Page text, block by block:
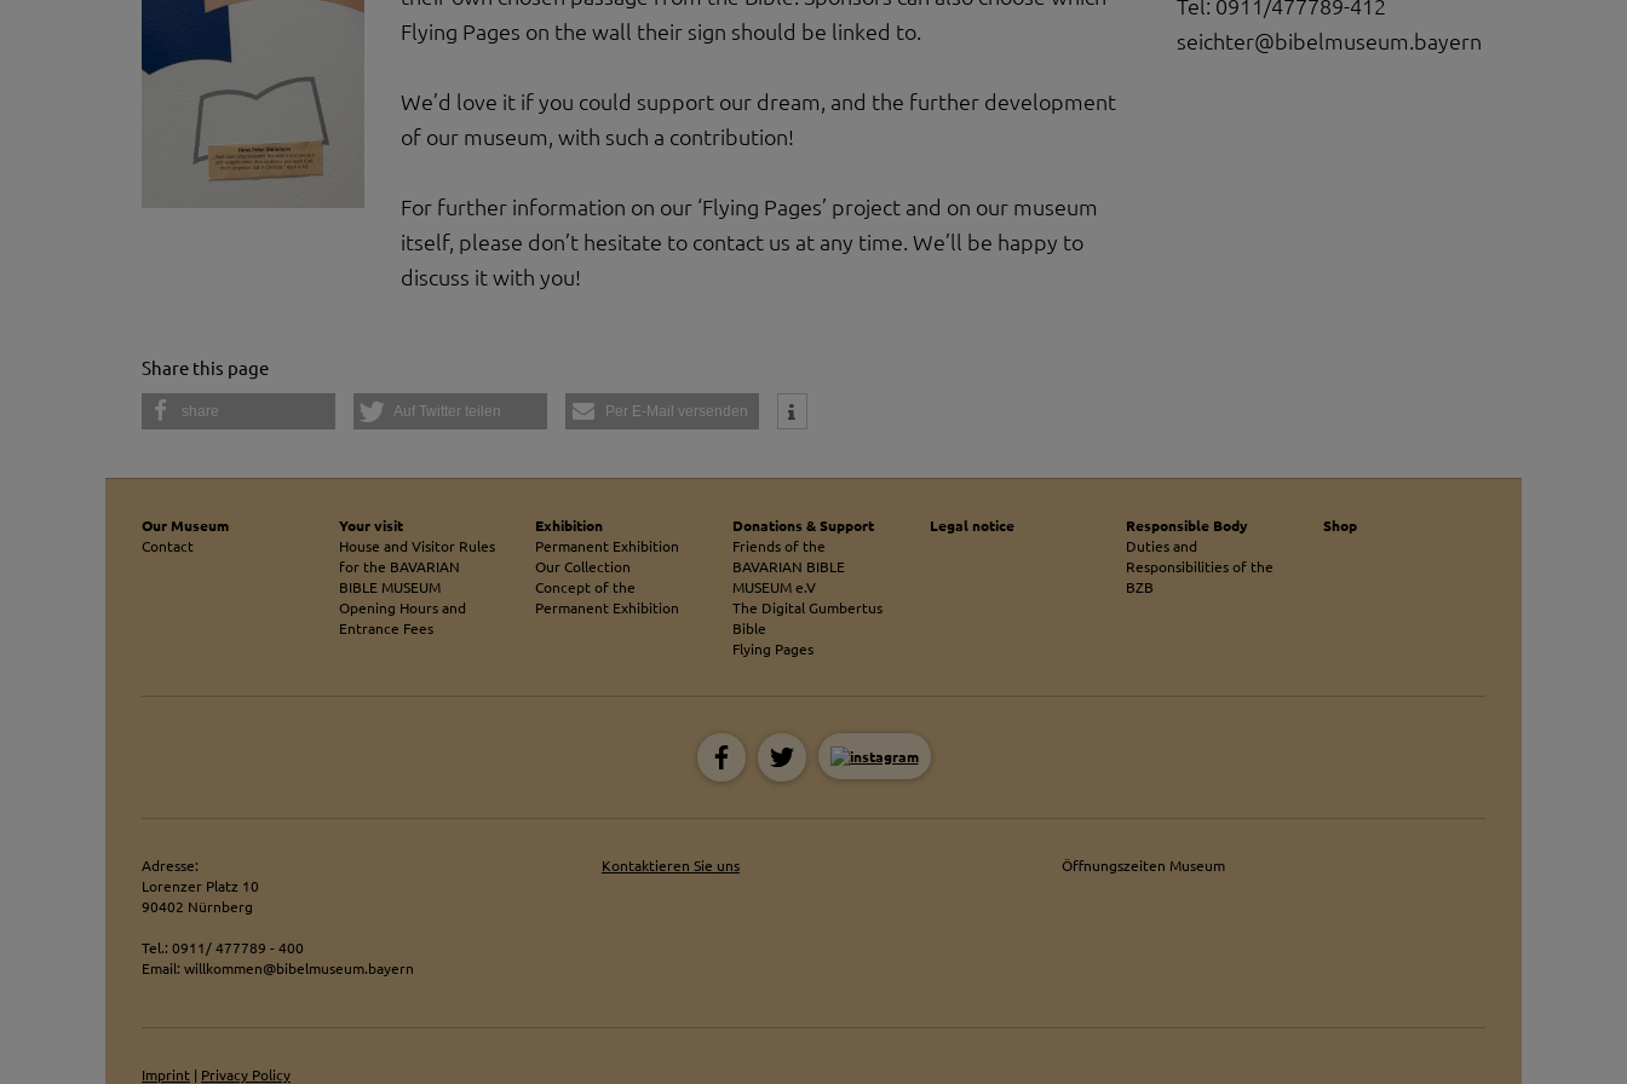
YouTube / Vimeo
Videos werden über die Plattformen YouTube oder Vimeo eingebunden. Wir nutzen YouTube im erweiterten
Eingebundene Inhalte
Flying Pages on the wall their sign should be linked to.
We’d love it if you could support our dream, and the further development
of our museum, with such a contribution!
For further information on our ‘Flying Pages’ project and on our museum
itself, please don’t hesitate to contact us at any time. We’ll be happy to
discuss it with you!
Tel: 0911/477789-412
seichter@bibelmuseum.bayern
Share this page
share Auf Twitter teilen Per E-Mail versenden
Our Museum
Contact
Your visit
House and Visitor Rules
for the BAVARIAN
BIBLE MUSEUM
Opening Hours and
Entrance Fees
Exhibition
Permanent Exhibition
Our Collection
Concept of the
Permanent Exhibition
Donations & Support
Friends of the
BAVARIAN BIBLE
MUSEUM e.V
The Digital Gumbertus
Bible
Flying Pages
Legal notice
Responsible Body
Duties and
Responsibilities of the
BZB
Shop
Adresse:
Lorenzer Platz 10
90402 Nürnberg
Tel.: 0911/ 477789 - 400
Email: willkommen@bibelmuseum.bayern
Kontaktieren Sie uns Öffnungszeiten Museum
Imprint | Privacy Policy